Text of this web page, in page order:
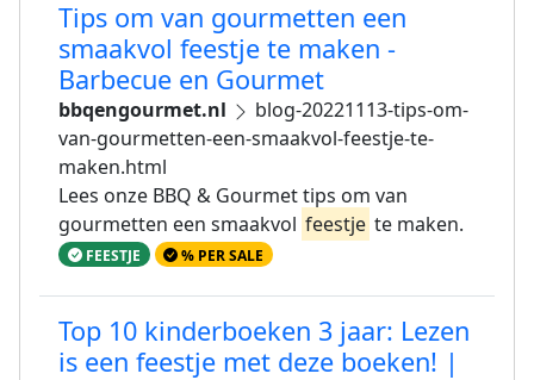
Tips om van gourmetten een
smaakvol feestje te maken -
Barbecue en Gourmet
bbqengourmet.nl
blog-20221113-tips-om-
van-gourmetten-een-smaakvol-feestje-te-
maken.html
Lees onze BBQ & Gourmet tips om van
gourmetten een smaakvol feestje te maken.
FEESTJE % PER SALE
Top 10 kinderboeken 3 jaar: Lezen
is een feestje met deze boeken! |